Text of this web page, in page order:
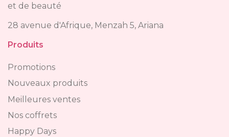
et de beauté
28 avenue d'Afrique, Menzah 5, Ariana
Produits
Promotions
Nouveaux produits
Meilleures ventes
Nos coffrets
Happy Days